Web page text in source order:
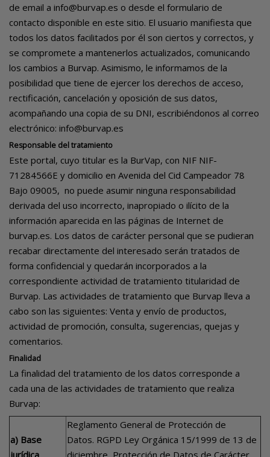
de email a info@burvap.es o desde el formulario de
contacto disponible en este sitio. El usuario manifiesta que
todos los datos facilitados por él son ciertos y correctos, y
se compromete a mantenerlos actualizados, comunicando
los cambios a Burvap. Asimismo, le informamos de la
posibilidad que tiene de ejercer los derechos de acceso,
rectificación, cancelación y oposición de sus datos,
acompañando una copia de su DNI, escribiéndonos al correo
electrónico: info@burvap.es
Responsable del tratamiento
Este portal, cuyo titular es la BurVap, con NIF NIF-
71284566E y domicilio en Avenida del Cid Campeador 78
Bajo 09005, no puede asumir ninguna responsabilidad
derivada del uso incorrecto, inapropiado o ilícito de la
información aparecida en las páginas de Internet de
burvap.es. Los datos de carácter personal que se pudieran
recabar directamente del interesado serán tratados de
forma confidencial y quedarán incorporados a la
correspondiente actividad de tratamiento titularidad de
Burvap. Las actividades de tratamiento que Burvap lleva a
cabo son las siguientes: Venta y envío de productos,
actividad de promoción, consulta, sugerencias, quejas y
comentarios.
Finalidad
La finalidad del tratamiento de los datos corresponde a
cada una de las actividades de tratamiento que realiza
Burvap:
a) Base
jurídica
Reglamento General de Protección de
Datos. RGPD Ley Orgánica 15/1999 de 13 de
diciembre, Protección de Datos de Carácter